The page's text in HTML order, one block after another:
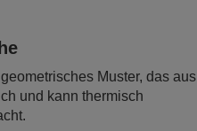
Muster, das aus
und kann thermisch